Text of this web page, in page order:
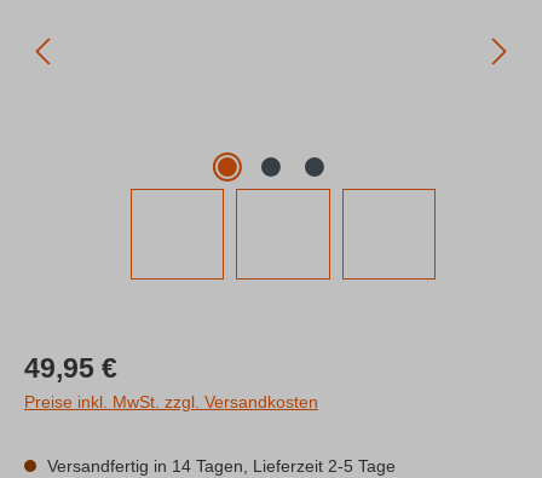
Regulärer Preis:
49,95 €
Preise inkl. MwSt. zzgl. Versandkosten
Versandfertig in 14 Tagen, Lieferzeit 2-5 Tage